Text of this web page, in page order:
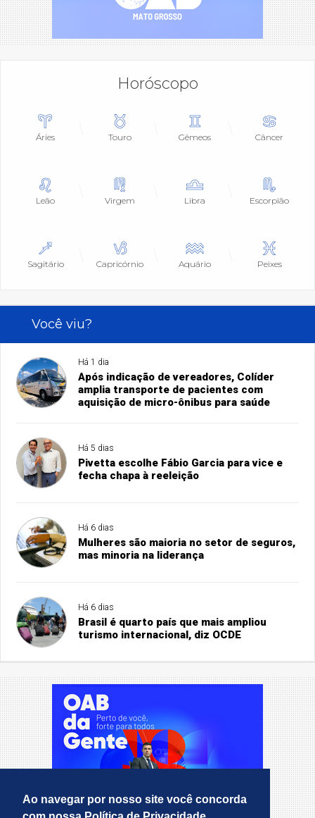
Ao navegar por nosso site você concorda
Horóscopo
Áries Touro Gêmeos Câncer
Leão Virgem Libra Escorpião
Sagitário Capricórnio Aquário Peixes
Você viu?
Há 1 dia
Após indicação de vereadores, Colíder
amplia transporte de pacientes com
aquisição de micro-ônibus para saúde
Há 5 dias
Pivetta escolhe Fábio Garcia para vice e
fecha chapa à reeleição
Há 6 dias
Mulheres são maioria no setor de seguros,
mas minoria na liderança
Há 6 dias
Brasil é quarto país que mais ampliou
turismo internacional, diz OCDE